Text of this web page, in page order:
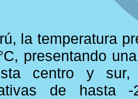
la temperatura
presentando
centro y sur,
de hasta